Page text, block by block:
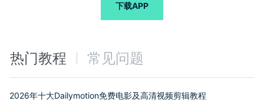
下载APP
热门教程 常见问题
2026年十大Dailymotion免费电影及高清视频剪辑教程